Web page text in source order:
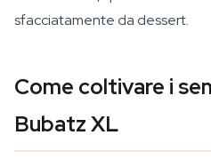
sfacciatamente da dessert.
Come coltivare i
Bubatz XL